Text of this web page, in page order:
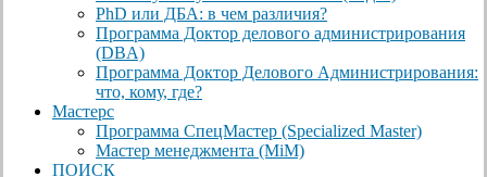
PhD или ДБА: в чем различия?
Программа Доктор делового администрирования
(DBА)
Программа Доктор Делового Администрирования:
что, кому, где?
Мастерс
Программа СпецМастер (Specialized Master)
Мастер менеджмента (MiM)
ПОИСК